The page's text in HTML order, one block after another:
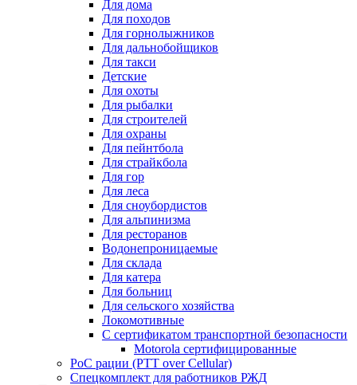
Для дома
Для походов
Для горнолыжников
Для дальнобойщиков
Для такси
Детские
Для охоты
Для рыбалки
Для строителей
Для охраны
Для пейнтбола
Для страйкбола
Для гор
Для леса
Для сноубордистов
Для альпинизма
Для ресторанов
Водонепроницаемые
Для склада
Для катера
Для больниц
Для сельского хозяйства
Локомотивные
С сертификатом транспортной безопасности
Motorola сертифицированные
PoC рации (PTT over Cellular)
Спецкомплект для работников РЖД